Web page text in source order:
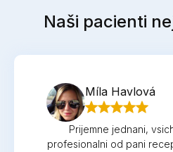
Naši pacienti
Míla Havlová
Prijemne jednani,
profesionalni od pani